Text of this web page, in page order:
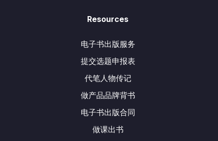
Resources
电子书出版服务
提交选题申报表
代笔人物传记
做产品品牌背书
电子书出版合同
做课出书